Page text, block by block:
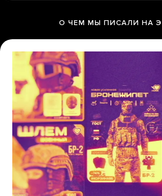
О ЧЕМ МЫ ПИСАЛИ НА